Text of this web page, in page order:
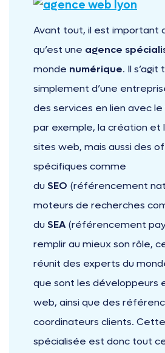
Avant tout, il est important
qu’est une agence
monde numérique. Il s’agit
simplement d’une
des services en lien avec
par exemple, la création et
sites web, mais aussi des
spécifiques comme
duSEO (référencement
moteurs de recherches
duSEA (référencement
remplir au mieux son rôle,
réunit des experts du
que sont les développeurs
web, ainsi que des
coordinateurs clients.
spécialisée est donc tout